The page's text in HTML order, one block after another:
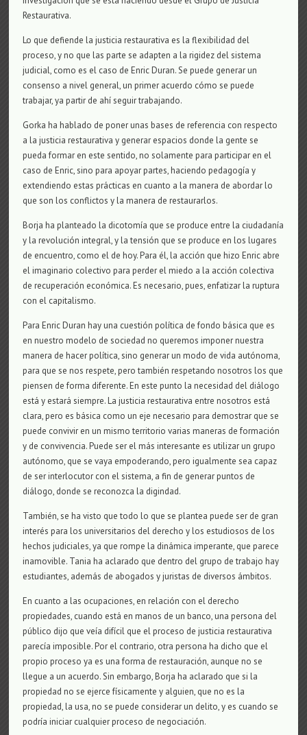
Restaurativa.
Lo que defiende la justicia restaurativa es la flexibilidad del
proceso, y no que las parte se adapten a la rigidez del sistema
judicial, como es el caso de Enric Duran. Se puede generar un
consenso a nivel general, un primer acuerdo cómo se puede
trabajar, ya partir de ahí seguir trabajando.
Gorka ha hablado de poner unas bases de referencia con respecto
a la justicia restaurativa y generar espacios donde la gente se
pueda formar en este sentido, no solamente para participar en el
caso de Enric, sino para apoyar partes, haciendo pedagogía y
extendiendo estas prácticas en cuanto a la manera de abordar lo
que son los conflictos y la manera de restaurarlos.
Borja ha planteado la dicotomía que se produce entre la ciudadanía
y la revolución integral, y la tensión que se produce en los lugares
de encuentro, como el de hoy. Para él, la acción que hizo Enric abre
el imaginario colectivo para perder el miedo a la acción colectiva
de recuperación económica. Es necesario, pues, enfatizar la ruptura
con el capitalismo.
Para Enric Duran hay una cuestión política de fondo básica que es
en nuestro modelo de sociedad no queremos imponer nuestra
manera de hacer política, sino generar un modo de vida autónoma,
para que se nos respete, pero también respetando nosotros los que
piensen de forma diferente. En este punto la necesidad del diálogo
está y estará siempre. La justicia restaurativa entre nosotros está
clara, pero es básica como un eje necesario para demostrar que se
puede convivir en un mismo territorio varias maneras de formación
y de convivencia. Puede ser el más interesante es utilizar un grupo
autónomo, que se vaya empoderando, pero igualmente sea capaz
de ser interlocutor con el sistema, a fin de generar puntos de
diálogo, donde se reconozca la digindad.
También, se ha visto que todo lo que se plantea puede ser de gran
interés para los universitarios del derecho y los estudiosos de los
hechos judiciales, ya que rompe la dinámica imperante, que parece
inamovible. Tania ha aclarado que dentro del grupo de trabajo hay
estudiantes, además de abogados y juristas de diversos ámbitos.
En cuanto a las ocupaciones, en relación con el derecho
propiedades, cuando está en manos de un banco, una persona del
público dijo que veía difícil que el proceso de justicia restaurativa
parecía imposible. Por el contrario, otra persona ha dicho que el
propio proceso ya es una forma de restauración, aunque no se
llegue a un acuerdo. Sin embargo, Borja ha aclarado que si la
propiedad no se ejerce físicamente y alguien, que no es la
propiedad, la usa, no se puede considerar un delito, y es cuando se
podría iniciar cualquier proceso de negociación.